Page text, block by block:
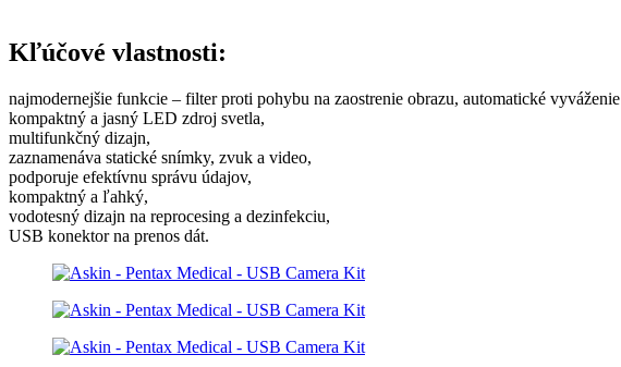
Kľúčové vlastnosti:
najmodernejšie funkcie – filter proti pohybu na zaostrenie obrazu, automatické
kompaktný a jasný LED zdroj svetla,
multifunkčný dizajn,
zaznamenáva statické snímky, zvuk a video,
podporuje efektívnu správu údajov,
kompaktný a ľahký,
vodotesný dizajn na reprocesing a dezinfekciu,
USB konektor na prenos dát.